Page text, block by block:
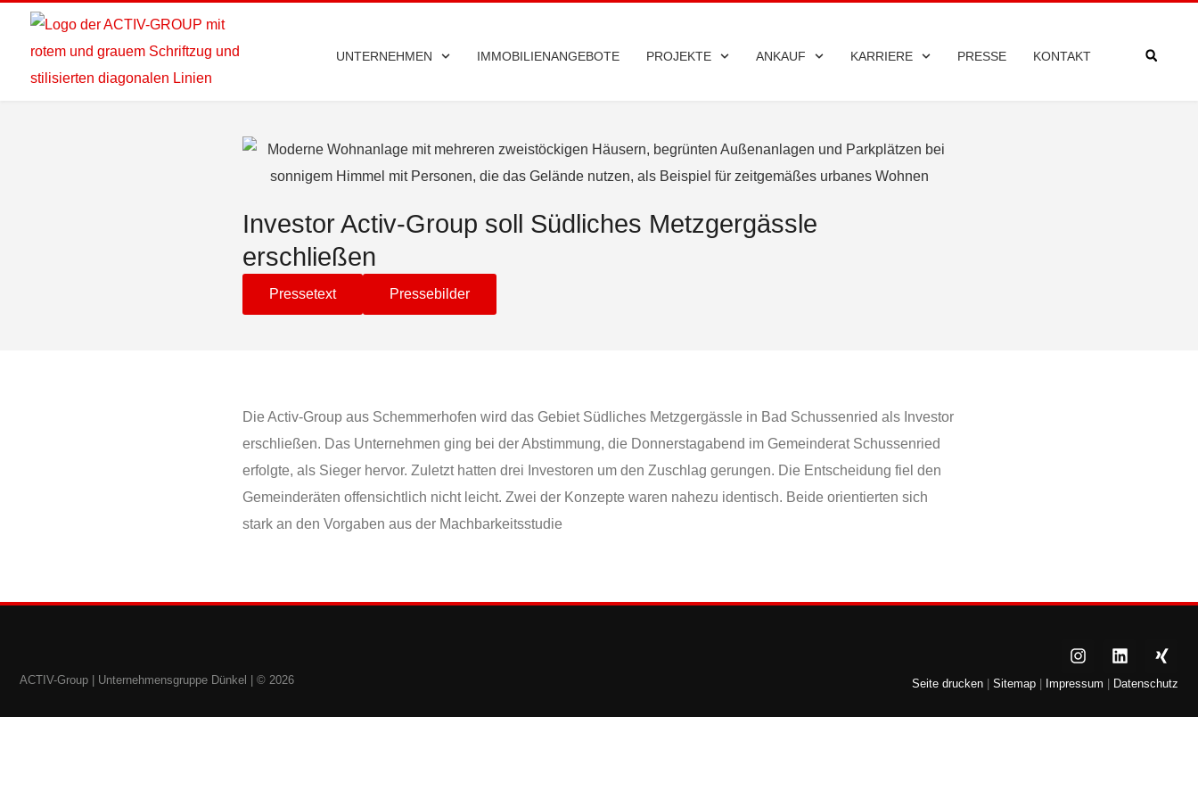
UNTERNEHMEN IMMOBILIENANGEBOTE PROJEKTE ANKAUF KARRIERE PRESSE KONTAKT
Investor Activ-Group soll Südliches Metzgergässle
erschließen
Pressetext Pressebilder
Die Activ-Group aus Schemmerhofen wird das Gebiet Südliches Metzgergässle in Bad Schussenried als Investor
erschließen. Das Unternehmen ging bei der Abstimmung, die Donnerstagabend im Gemeinderat Schussenried
erfolgte, als Sieger hervor. Zuletzt hatten drei Investoren um den Zuschlag gerungen. Die Entscheidung fiel den
Gemeinderäten offensichtlich nicht leicht. Zwei der Konzepte waren nahezu identisch. Beide orientierten sich
stark an den Vorgaben aus der Machbarkeitsstudie
ACTIV-Group | Unternehmensgruppe Dünkel | © 2026 Seite drucken Sitemap Impressum Datenschutz